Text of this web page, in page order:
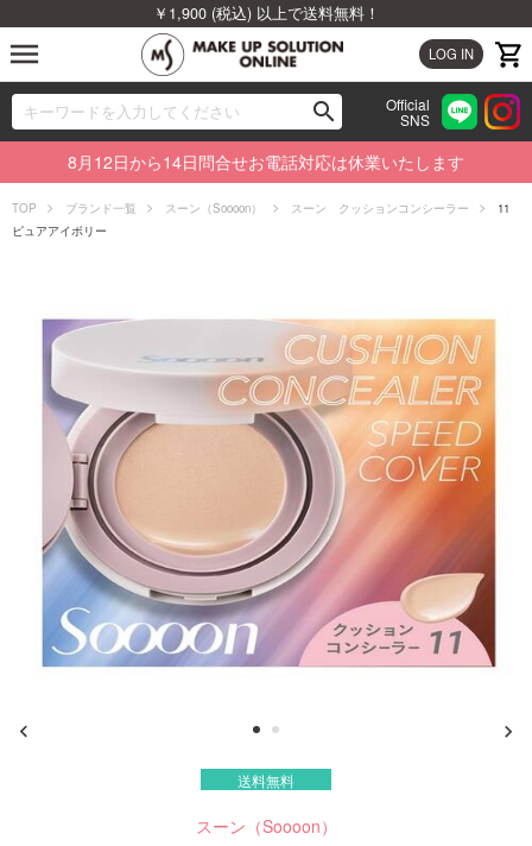
￥1,900 (税込) 以上で送料無料！
LOG IN
menu
search
00
Official
SNS
ブランドから探す
カテゴリから探す
ランキングから探す
特集から探す
ビューティジャーナルから探す
ご利用ガイド
お問い合わせ
8月12日から14日問合せお電話対応は休業いたします
TOP ブランド一覧 スーン（Soooon） スーン クッションコンシーラー
11
ピュアアイボリー
送料無料
スーン（Soooon）